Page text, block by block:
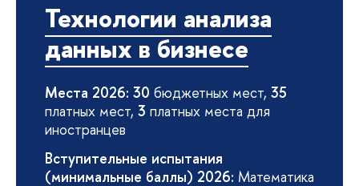
Технологии анализа
данных в бизнесе
Места 2026: 30 бюджетных мест, 35
платных мест, 3 платных места для
иностранцев
Вступительные испытания
(минимальные баллы) 2026: Математика